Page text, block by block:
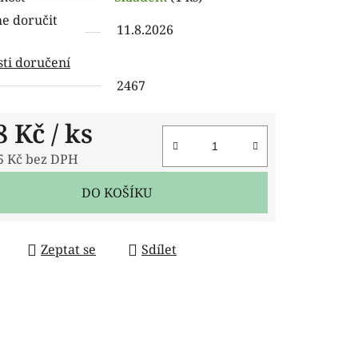
doručit
11.8.2026
doručení
2467
Kč / ks
Kč bez DPH
DO KOŠÍKU
Zeptat se Sdílet